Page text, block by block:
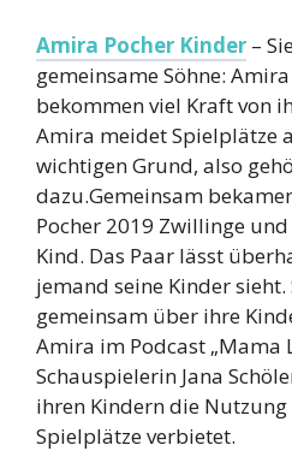
Amira Pocher Kinder –
gemeinsame Söhne:
bekommen viel Kraft von
Amira meidet Spielplätze
wichtigen Grund, also
dazu.Gemeinsam
Pocher 2019 Zwillinge
Kind. Das Paar lässt
jemand seine Kinder sieht.
gemeinsam über ihre
Amira im Podcast „Mama
Schauspielerin Jana
ihren Kindern die
Spielplätze verbietet.